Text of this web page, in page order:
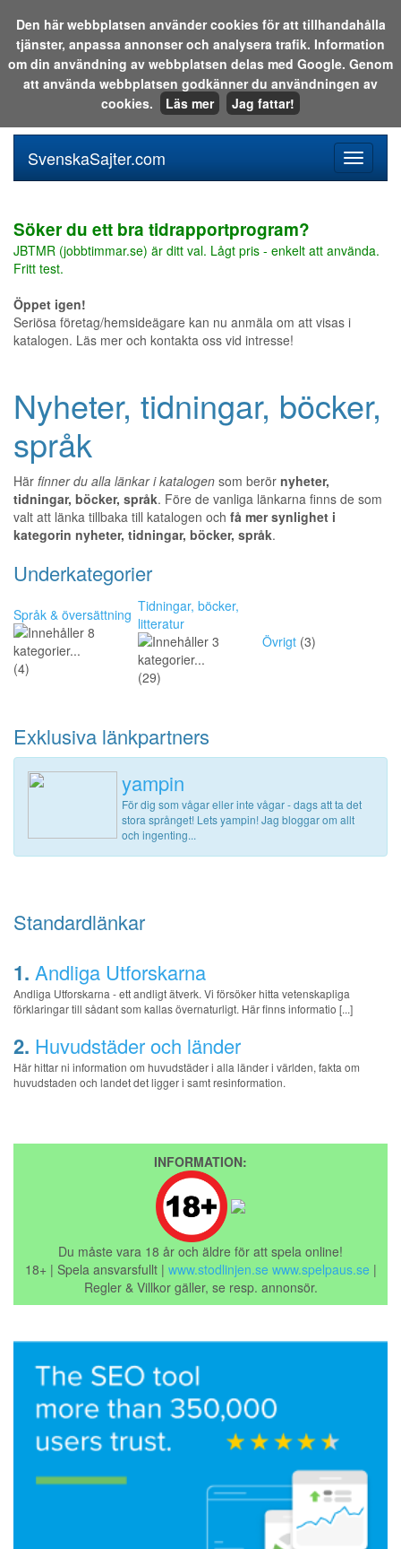
Sök i katalogen eller på webben:
meny
SvenskaSajter.com
Söker du ett bra tidrapportprogram?
JBTMR (jobbtimmar.se) är ditt val. Lågt pris - enkelt att använda.
Fritt test.
Öppet igen!
Seriösa företag/hemsideägare kan nu anmäla om att visas i
katalogen. Läs mer och kontakta oss vid intresse!
Nyheter, tidningar, böcker,
språk
Här finner du alla länkar i katalogen som berör nyheter,
tidningar, böcker, språk. Före de vanliga länkarna finns de som
valt att länka tillbaka till katalogen och få mer synlighet i
kategorin nyheter, tidningar, böcker, språk.
Underkategorier
Språk & översättning
(4)
Tidningar, böcker,
litteratur
(29)
Övrigt (3)
Exklusiva länkpartners
yampin
För dig som vågar eller inte vågar - dags att ta det
stora språnget! Lets yampin! Jag bloggar om allt
och ingenting...
Standardlänkar
1. Andliga Utforskarna
Andliga Utforskarna - ett andligt ätverk. Vi försöker hitta vetenskapliga
förklaringar till sådant som kallas övernaturligt. Här finns informatio [...]
2. Huvudstäder och länder
Här hittar ni information om huvudstäder i alla länder i världen, fakta om
huvudstaden och landet det ligger i samt resinformation.
INFORMATION:
Du måste vara 18 år och äldre för att spela online!
18+ | Spela ansvarsfullt | www.stodlinjen.se www.spelpaus.se |
Regler & Villkor gäller, se resp. annonsör.
Den här webbplatsen använder cookies för att tillhandahålla
tjänster, anpassa annonser och analysera trafik. Information
om din användning av webbplatsen delas med Google. Genom
att använda webbplatsen godkänner du användningen av
cookies.
Läs mer Jag fattar!